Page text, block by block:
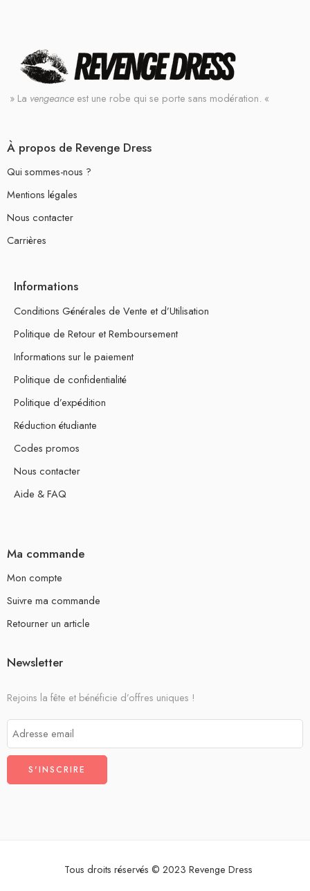
» La vengeance est une robe qui se porte sans modération. «
À propos de Revenge Dress
Qui sommes-nous ?
Mentions légales
Nous contacter
Carrières
Informations
Conditions Générales de Vente et d’Utilisation
Politique de Retour et Remboursement
Informations sur le paiement
Politique de confidentialité
Politique d’expédition
Réduction étudiante
Codes promos
Nous contacter
Aide & FAQ
Ma commande
Mon compte
Suivre ma commande
Retourner un article
Newsletter
Rejoins la fête et bénéficie d’offres uniques !
Tous droits réservés © 2023 Revenge Dress